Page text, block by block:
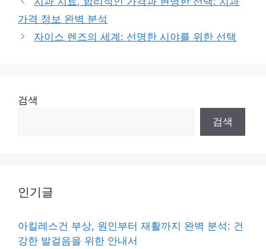
가격 정보 완벽 분석
자이스 렌즈의 세계: 선명한 시야를 위한 선택
검색
검색
인기글
아킬레스건 부상, 원인부터 재활까지 완벽 분석: 건
강한 발걸음을 위한 안내서